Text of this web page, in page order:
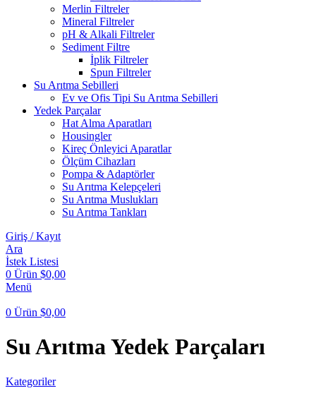
Merlin Filtreler
Mineral Filtreler
pH & Alkali Filtreler
Sediment Filtre
İplik Filtreler
Spun Filtreler
Su Arıtma Sebilleri
Ev ve Ofis Tipi Su Arıtma Sebilleri
Yedek Parçalar
Hat Alma Aparatları
Housingler
Kireç Önleyici Aparatlar
Ölçüm Cihazları
Pompa & Adaptörler
Su Arıtma Kelepçeleri
Su Arıtma Muslukları
Su Arıtma Tankları
Giriş / Kayıt
Ara
İstek Listesi
0 Ürün $0,00
Menü
0 Ürün $0,00
Su Arıtma Yedek Parçaları
Kategoriler